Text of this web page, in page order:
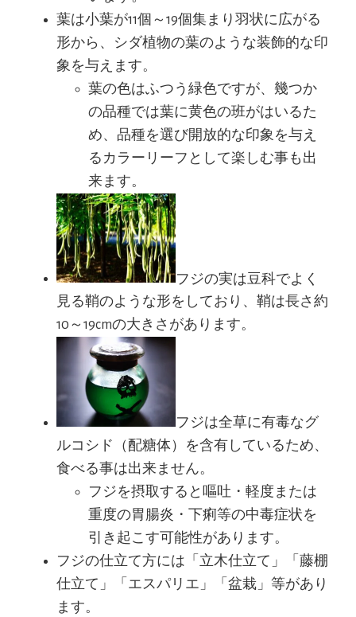
葉は小葉が11個～19個集まり羽状に広がる
形から、シダ植物の葉のような装飾的な印
象を与えます。
葉の色はふつう緑色ですが、幾つか
の品種では葉に黄色の班がはいるた
め、品種を選び開放的な印象を与え
るカラーリーフとして楽しむ事も出
来ます。
フジの実は豆科でよく
見る鞘のような形をしており、鞘は長さ約
10～19cmの大きさがあります。
フジは全草に有毒なグ
ルコシド（配糖体）を含有しているため、
食べる事は出来ません。
フジを摂取すると嘔吐・軽度または
重度の胃腸炎・下痢等の中毒症状を
引き起こす可能性があります。
フジの仕立て方には「立木仕立て」「藤棚
仕立て」「エスパリエ」「盆栽」等があり
ます。